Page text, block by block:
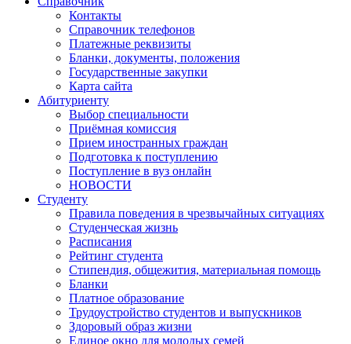
Контакты
Справочник телефонов
Платежные реквизиты
Бланки, документы, положения
Государственные закупки
Карта сайта
Абитуриенту
Выбор специальности
Приёмная комиссия
Прием иностранных граждан
Подготовка к поступлению
Поступление в вуз онлайн
НОВОСТИ
Студенту
Правила поведения в чрезвычайных ситуациях
Студенческая жизнь
Расписания
Рейтинг студента
Стипендия, общежития, материальная помощь
Бланки
Платное образование
Трудоустройство студентов и выпускников
Здоровый образ жизни
Единое окно для молодых семей